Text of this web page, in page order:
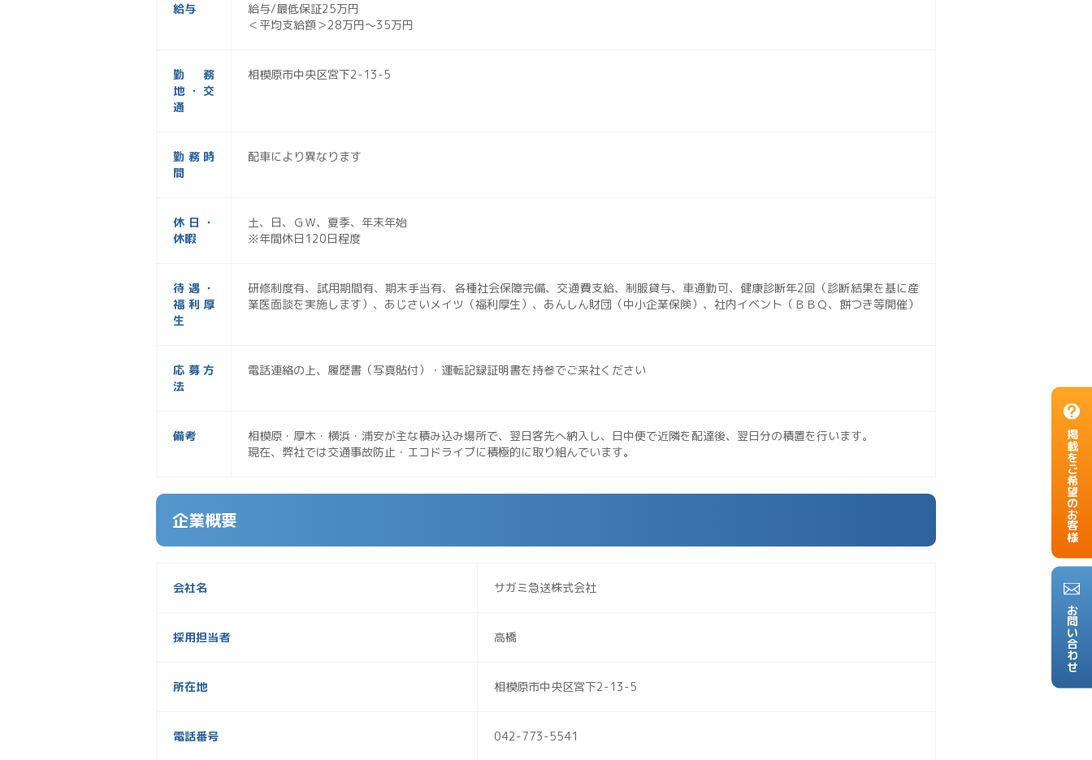
掲載をご希望のお客様
お問い合わせ
給与
給与/最低保証25万円
＜平均支給額＞28万円～35万円
勤務
地・交
通
相模原市中央区宮下2-13-5
勤務時
間
配車により異なります
休日・
休暇
土、日、ＧＷ、夏季、年末年始
※年間休日120日程度
待遇・
福利厚
生
研修制度有、試用期間有、期末手当有、各種社会保障完備、交通費支給、制服貸与、車通勤可、健康診断年2回（診断結果を基に産
業医面談を実施します）、あじさいメイツ（福利厚生）、あんしん財団（中小企業保険）、社内イベント（ＢＢＱ、餅つき等開催）
応募方
法
電話連絡の上、履歴書（写真貼付）・運転記録証明書を持参でご来社ください
備考
相模原・厚木・横浜・浦安が主な積み込み場所で、翌日客先へ納入し、日中便で近隣を配達後、翌日分の積置を行います。
現在、弊社では交通事故防止・エコドライブに積極的に取り組んでいます。
企業概要
会社名 サガミ急送株式会社
採用担当者 高橋
所在地 相模原市中央区宮下2-13-5
電話番号 042-773-5541